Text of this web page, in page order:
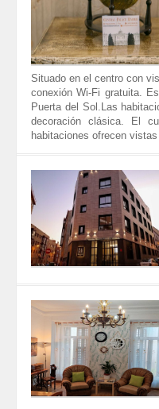
Situado en el centro con
conexión Wi-Fi gratuita.
Puerta del Sol.Las
decoración clásica. El
habitaciones ofrecen